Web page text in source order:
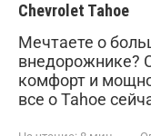
Chevrolet Tahoe
Мечтаете о
внедорожнике?
комфорт и
все о Tahoe